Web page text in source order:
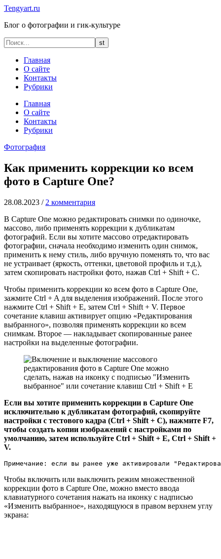
Tengyart.ru
Блог о фотографии и гик-культуре
Главная
О сайте
Контакты
Рубрики
Главная
О сайте
Контакты
Рубрики
Фотография
Как применить коррекции ко всем
фото в Capture One?
28.08.2023 / 2 комментария
В Capture One можно редактировать снимки по одиночке,
массово, либо применять коррекции к дубликатам
фотографий. Если вы хотите массово отредактировать
фотографии, сначала необходимо изменить один снимок,
применить к нему стиль, либо вручную поменять то, что вас
не устраивает (яркость, оттенки, цветовой профиль и т.д.),
затем скопировать настройки фото, нажав Ctrl + Shift + C.
Чтобы применить коррекции ко всем фото в Capture One,
зажмите Ctrl + A для выделения изображений. После этого
нажмите Ctrl + Shift + E, затем Ctrl + Shift + V. Первое
сочетание клавиш активирует опцию «Редактирования
выбранного», позволяя применять коррекции ко всем
снимкам. Второе — накладывает скопированные ранее
настройки на выделенные фотографии.
Если вы хотите применить коррекции в Capture One
исключительно к дубликатам фотографий, скопируйте
настройки с тестового кадра (Ctrl + Shift + C), нажмите F7,
чтобы создать копии изображений с настройками по
умолчанию, затем используйте Ctrl + Shift + E, Ctrl + Shift +
V.
Примечание: если вы ранее уже активировали
Чтобы включить или выключить режим множественной
коррекции фото в Capture One, можно вместо ввода
клавиатурного сочетания нажать на иконку с надписью
«Изменить выбранное», находящуюся в правом верхнем углу
экрана: